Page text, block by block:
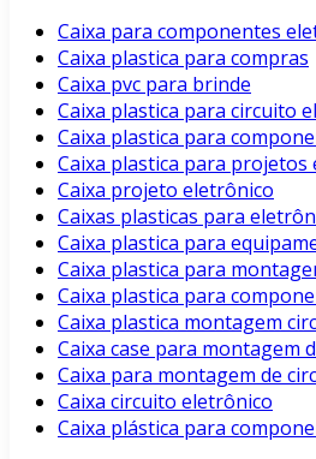
Caixa para componentes
Caixa plastica para compras
Caixa pvc para brinde
Caixa plastica para circuito
Caixa plastica para
Caixa plastica para projetos
Caixa projeto eletrônico
Caixas plasticas para
Caixa plastica para
Caixa plastica para
Caixa plastica para
Caixa plastica montagem
Caixa case para montagem
Caixa para montagem de
Caixa circuito eletrônico
Caixa plástica para